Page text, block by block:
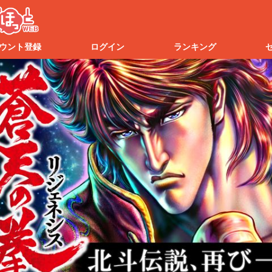
ント登録 ログイン ランキング